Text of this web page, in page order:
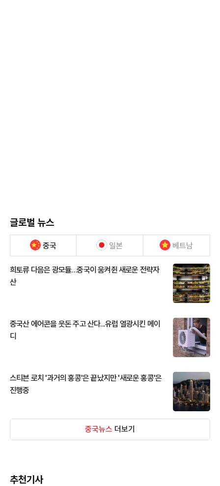
글로벌 뉴스
중국 일본 베트남
희토류 다음은 광모듈…중국이 움켜쥔 새로운 전략자
산
중국산 에어콘을 웃돈 주고 산다...유럽 열광시킨 메이
디
스티븐 로치 '과거의 홍콩'은 끝났지만 '새로운 홍콩'은
진행중
중국뉴스 더보기
추천기사